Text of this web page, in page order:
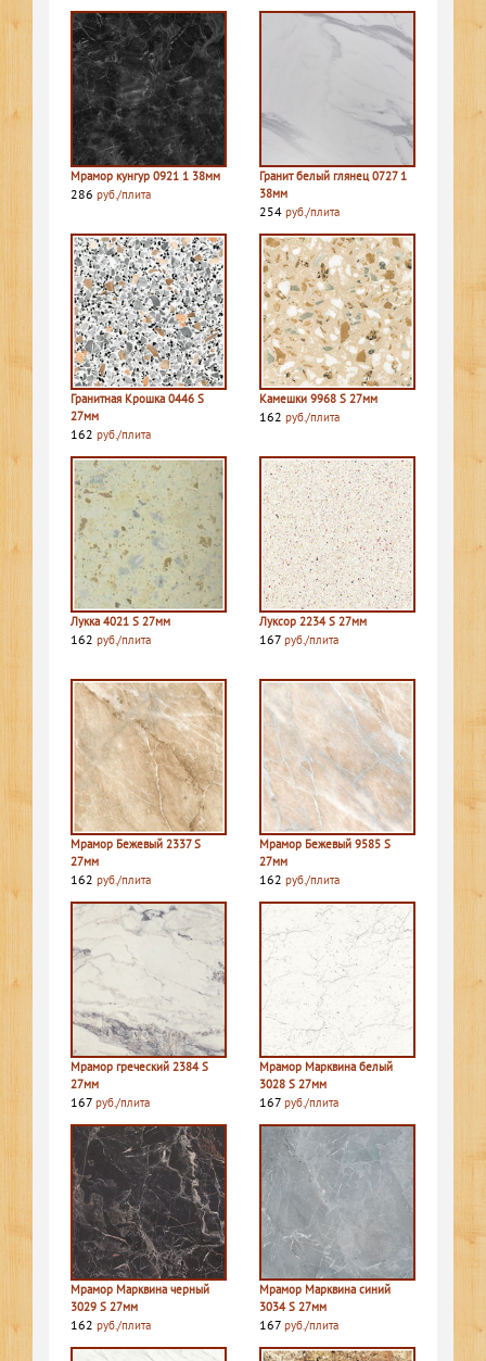
Мрамор кунгур 0921 1 38мм
286 руб./плита
Гранит белый глянец 0727 1
38мм
254 руб./плита
Гранитная Крошка 0446 S
27мм
162 руб./плита
Камешки 9968 S 27мм
162 руб./плита
Лукка 4021 S 27мм
162 руб./плита
Луксор 2234 S 27мм
167 руб./плита
Мрамор Бежевый 2337 S
27мм
162 руб./плита
Мрамор Бежевый 9585 S
27мм
162 руб./плита
Мрамор греческий 2384 S
27мм
167 руб./плита
Мрамор Марквина белый
3028 S 27мм
167 руб./плита
Мрамор Марквина черный
3029 S 27мм
162 руб./плита
Мрамор Марквина синий
3034 S 27мм
167 руб./плита